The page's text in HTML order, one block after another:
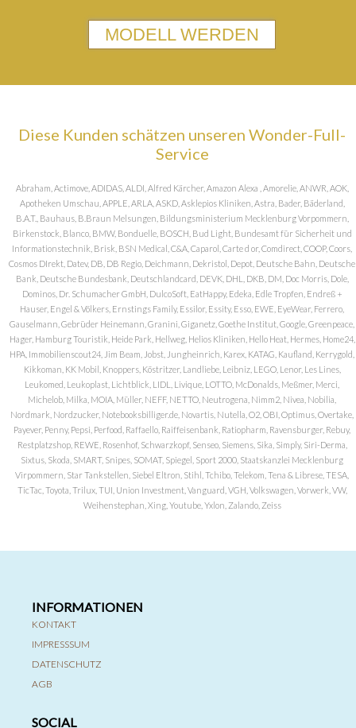
MODELL WERDEN
Diese Kunden schätzen unseren Wonder-Full-
Service
Abraham, Actimove, ADIDAS, ALDI, Alfred Kärcher, Amazon Alexa , Amorelie, ANWR, AOK,
Apotheken Umschau, APPLE, ARLA, ASKD, Asklepios Kliniken, Astra, Bader, Bäderland,
B.A.T., Bauhaus, B.Braun Melsungen, Bildungsministerium Mecklenburg Vorpommern,
Birkenstock, Blanco, BMW, Bonduelle, BOSCH, Bud Light, Bundesamt für Sicherheit und
Informationstechnik, Brisk, BSN Medical, C&A, Caparol, Carte d or, Comdirect, COOP, Coors,
Cosmos DIrekt, Datev, DB, DB Regio, Deichmann, Dekristol, Depot, Deutsche Bahn, Deutsche
Bank, Deutsche Bundesbank, Deutschlandcard, DEVK, DHL, DKB, DM, Doc Morris, Dole,
Dominos, Dr. Schumacher GmbH, DulcoSoft, EatHappy, Edeka, Edle Tropfen, Endreß +
Hauser, Engel & Völkers, Ernstings Family, Essilor, Essity, Esso, EWE, EyeWear, Ferrero,
Gauselmann, Gebrüder Heinemann, Granini, Giganetz, Goethe Institut, Google, Greenpeace,
Hager, Hamburg Touristik, Heide Park, Hellweg, Helios Kliniken, Hello Heat, Hermes, Home24,
HPA, Immobilienscout24, Jim Beam, Jobst, Jungheinrich, Karex, KATAG, Kaufland, Kerrygold,
Kikkoman, KK Mobil, Knoppers, Köstritzer, Landliebe, Leibniz, LEGO, Lenor, Les Lines,
Leukomed, Leukoplast, Lichtblick, LIDL, Livique, LOTTO, McDonalds, Meßmer, Merci,
Michelob, Milka, MOIA, Müller, NEFF, NETTO, Neutrogena, Nimm2, Nivea, Nobilia,
Nordmark, Nordzucker, Notebooksbilliger.de, Novartis, Nutella, O2, OBI, Optimus, Overtake,
Payever, Penny, Pepsi, Perfood, Raffaello, Raiffeisenbank, Ratiopharm, Ravensburger, Rebuy,
Restplatzshop, REWE, Rosenhof, Schwarzkopf, Senseo, Siemens, Sika, Simply, Siri-Derma,
Sixtus, Skoda, SMART, Snipes, SOMAT, Spiegel, Sport 2000, Staatskanzlei Mecklenburg
Virpommern, Star Tankstellen, Siebel Eltron, Stihl, Tchibo, Telekom, Tena & Librese, TESA,
TicTac, Toyota, Trilux, TUI, Union Investment, Vanguard, VGH, Volkswagen, Vorwerk, VW,
Weihenstephan, Xing, Youtube, Yxlon, Zalando, Zeiss
INFORMATIONEN
KONTAKT
IMPRESSSUM
DATENSCHUTZ
AGB
SOCIAL